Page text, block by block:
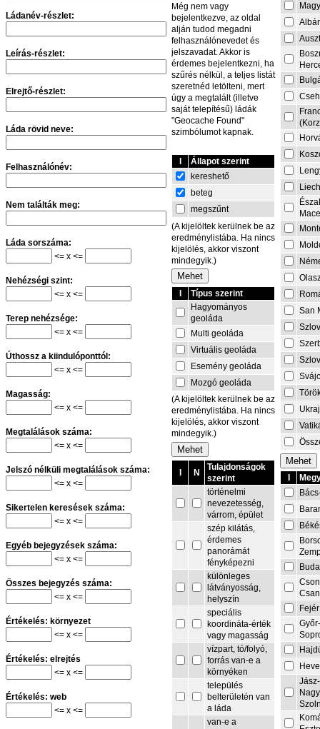
Ládanév-részlet:
Leírás-részlet:
Elrejtő-részlet:
Láda rövid neve:
Felhasználónév:
Nem találták meg:
Láda sorszáma:
<= x <=
Nehézségi szint:
<= x <=
Terep nehézsége:
<= x <=
Úthossz a kiindulóponttól:
<= x <=
Magasság:
<= x <=
Megtalálások száma:
<= x <=
Jelszó nélküli megtalálások száma:
<= x <=
Sikertelen keresések száma:
<= x <=
Egyéb bejegyzések száma:
<= x <=
Összes bejegyzés száma:
<= x <=
Értékelés: környezet
<= x <=
Értékelés: elrejtés
<= x <=
Értékelés: web
<= x <=
Még nem vagy
bejelentkezve, az oldal
alján tudod megadni
felhasználónevedet és
jelszavadat. Akkor is
érdemes bejelentkezni, ha
szűrés nélkül, a teljes listát
szeretnéd letölteni, mert
úgy a megtalált (illetve
saját telepítésű) ládák
"Geocache Found"
szimbólumot kapnak.
Állapot szerint
kereshető
beteg
megszűnt
(A kijelöltek kerülnek be az
eredménylistába. Ha nincs
kijelölés, akkor viszont
mindegyik.)
I
Típus szerint
Hagyományos
geoláda
Multi geoláda
Virtuális geoláda
Esemény geoláda
Mozgó geoláda
(A kijelöltek kerülnek be az
eredménylistába. Ha nincs
kijelölés, akkor viszont
mindegyik.)
I N
Tulajdonságok
szerint
történelmi
nevezetesség,
várrom, épület
szép kilátás,
érdemes
panorámát
fényképezni
különleges
látványosság,
helyszín
speciális
koordináta-érték
vagy magasság
vízpart, tó/folyó,
forrás van-e a
környéken
település
belterületén van
a láda
van-e a
San
Fejér
Jász-